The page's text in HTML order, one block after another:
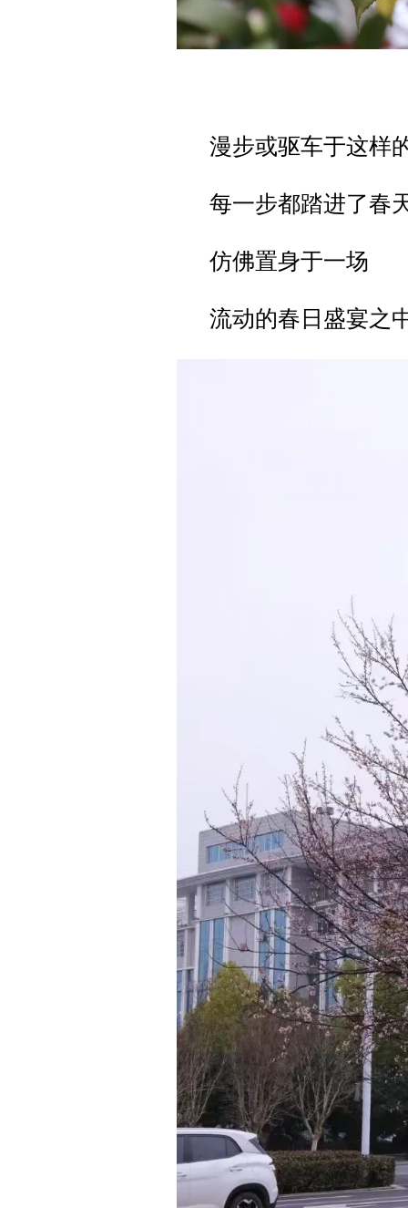
漫步或驱车于这样
每一步都踏进了春
仿佛置身于一场
流动的春日盛宴之